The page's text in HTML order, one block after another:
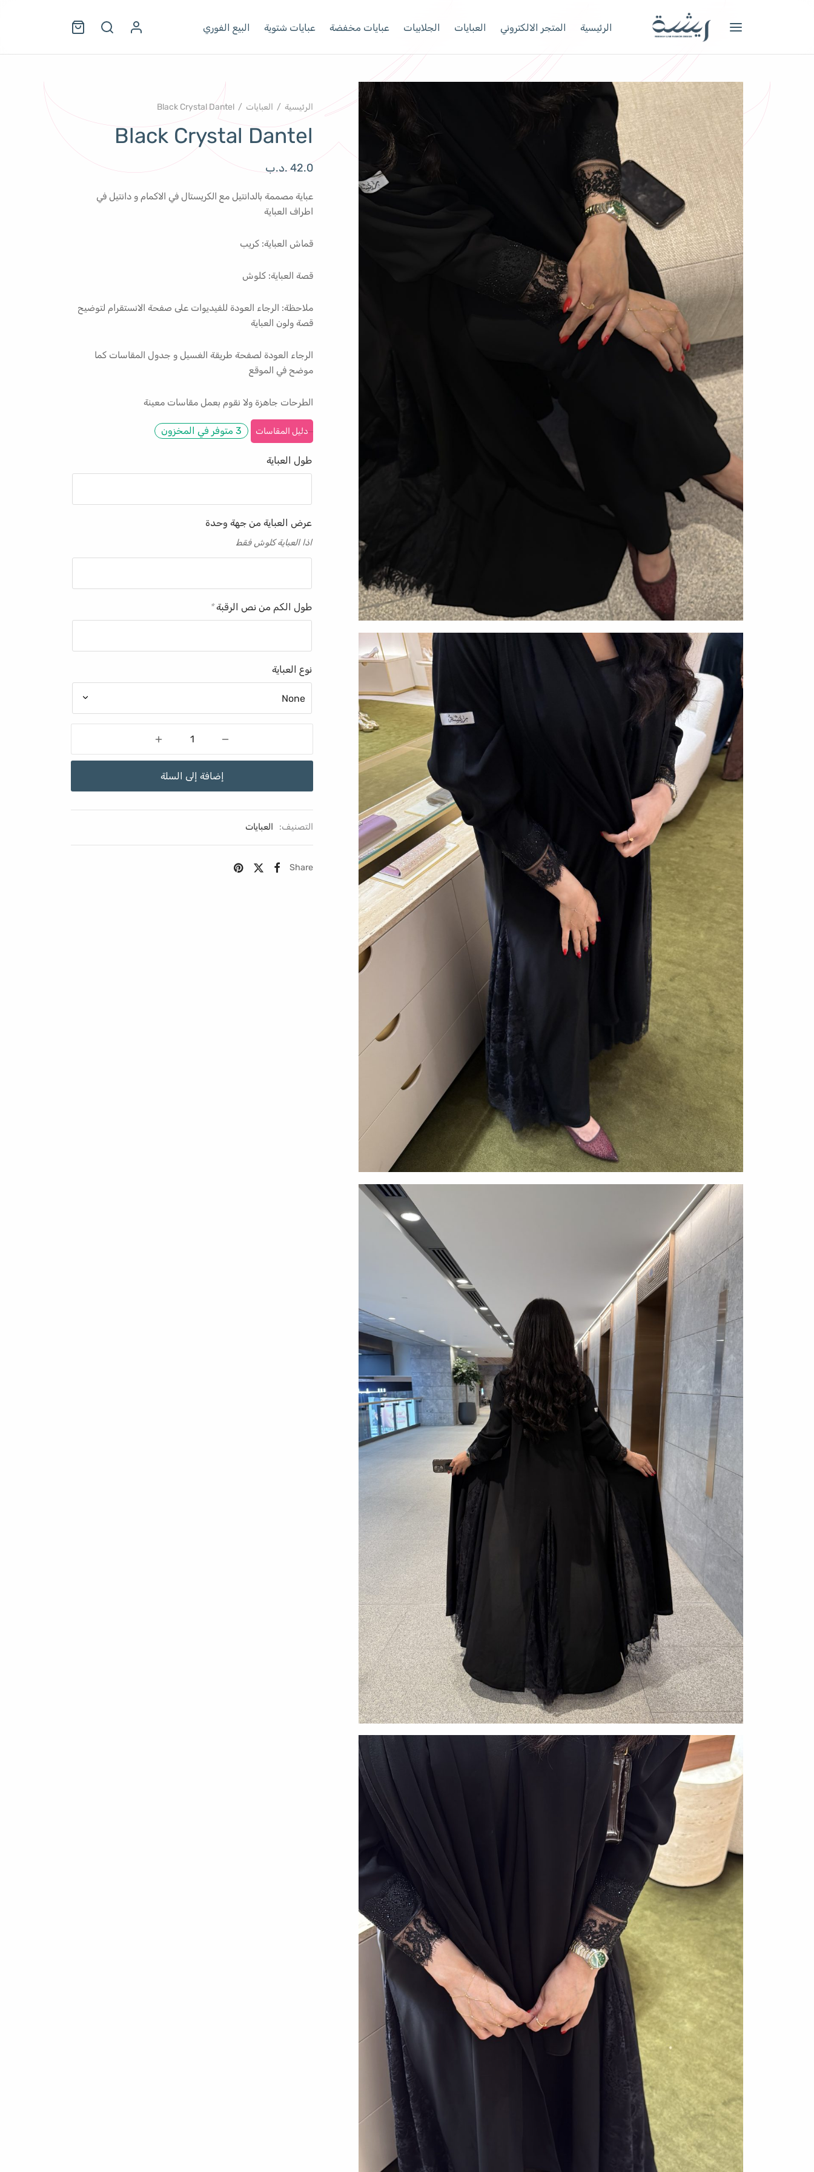
الرئيسية المتجر الالكتروني العبايات الجلابيات عبايات مخفضة عبايات شتوية البيع الفوري
الرئيسية / العبايات /
Black Crystal Dantel
42.0 .د.ب
عباية مصممة بالدانتيل مع الكريستال في الاكمام و دانتيل في
اطراف العباية
قماش العباية: كريب
قصة العباية: كلوش
ملاحظة: الرجاء العودة للفيديوات على صفحة الانستقرام لتوضيح
قصة ولون العباية
الرجاء العودة لصفحة طريقة الغسيل و جدول المقاسات كما
موضح في الموقع
الطرحات جاهزة ولا نقوم بعمل مقاسات معينة
دليل المقاسات 3 متوفر في المخزون
طول العباية
عرض العباية من جهة وحدة
اذا العباية كلوش فقط
طول الكم من نص الرقبة*
نوع العباية
إضافة إلى السلة
التصنيف: العبايات
Share